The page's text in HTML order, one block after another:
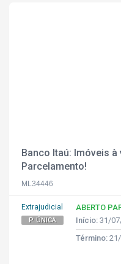
Banco Itaú: Imóveis
Parcelamento!
ML34446
Extrajudicial
P. ÚNICA
ABERTO
Início: 31/
Término: